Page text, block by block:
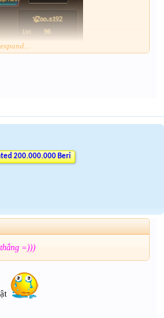
200.000.000 Beri
=)))